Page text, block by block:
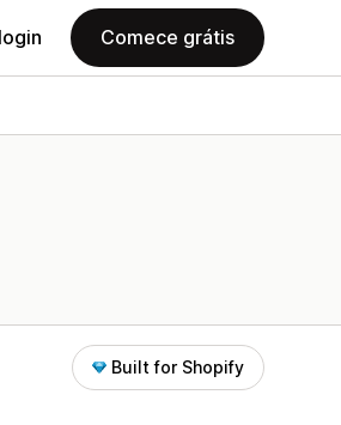
Comece grátis
Built for Shopify